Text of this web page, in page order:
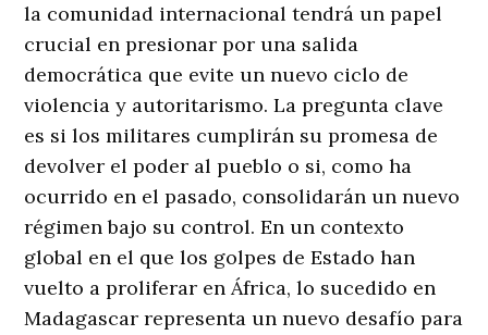
la comunidad internacional tendrá un papel
crucial en presionar por una salida
democrática que evite un nuevo ciclo de
violencia y autoritarismo. La pregunta clave
es si los militares cumplirán su promesa de
devolver el poder al pueblo o si, como ha
ocurrido en el pasado, consolidarán un nuevo
régimen bajo su control. En un contexto
global en el que los golpes de Estado han
vuelto a proliferar en África, lo sucedido en
Madagascar representa un nuevo desafío para